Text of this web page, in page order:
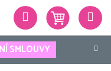
SMLOUVY
Hledat